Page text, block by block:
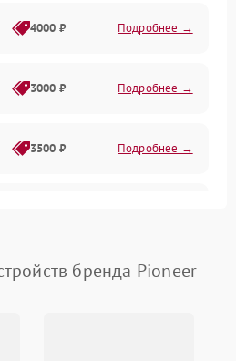
4000 ₽ Подробнее →
3000 ₽ Подробнее →
3500 ₽ Подробнее →
бренда Pioneer